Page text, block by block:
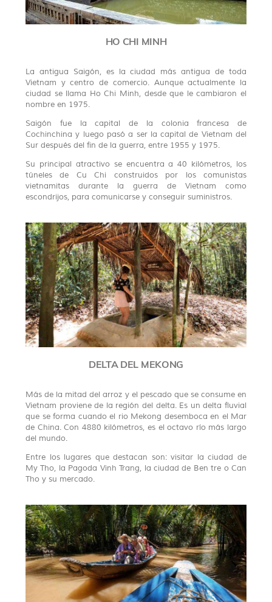
HO CHI MINH
La antigua Saigón, es la ciudad más antigua de toda
Vietnam y centro de comercio. Aunque actualmente la
ciudad se llama Ho Chi Minh, desde que le cambiaron el
nombre en 1975.
Saigón fue la capital de la colonia francesa de
Cochinchina y luego pasó a ser la capital de Vietnam del
Sur después del fin de la guerra, entre 1955 y 1975.
Su principal atractivo se encuentra a 40 kilómetros, los
túneles de Cu Chi construidos por los comunistas
vietnamitas durante la guerra de Vietnam como
escondrijos, para comunicarse y conseguir suministros.
DELTA DEL MEKONG
Más de la mitad del arroz y el pescado que se consume en
Vietnam proviene de la región del delta. Es un delta fluvial
que se forma cuando el rio Mekong desemboca en el Mar
de China. Con 4880 kilómetros, es el octavo río más largo
del mundo.
Entre los lugares que destacan son: visitar la ciudad de
My Tho, la Pagoda Vinh Trang, la ciudad de Ben tre o Can
Tho y su mercado.